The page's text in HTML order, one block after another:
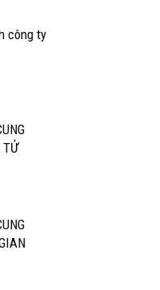
công ty
TỬ